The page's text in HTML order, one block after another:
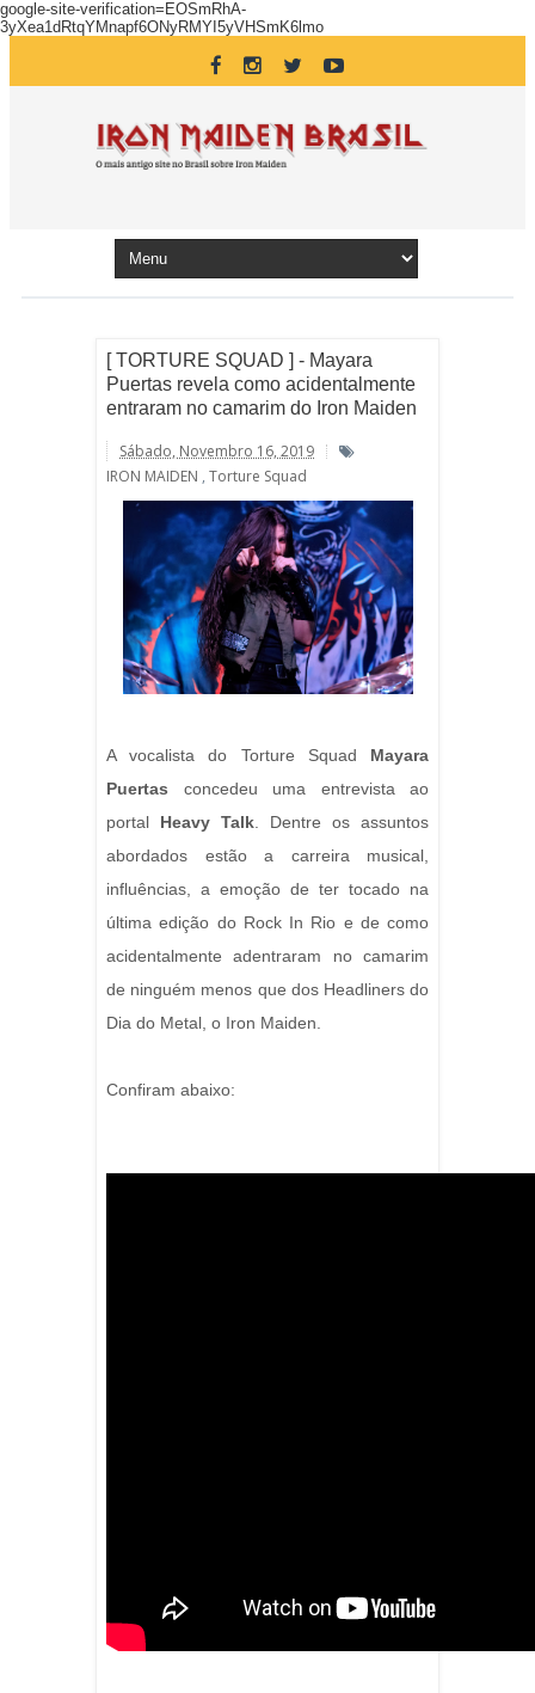
google-site-verification=EOSmRhA-
3yXea1dRtqYMnapf6ONyRMYI5yVHSmK6lmo
[ TORTURE SQUAD ] - Mayara
Puertas revela como acidentalmente
entraram no camarim do Iron Maiden
Sábado, Novembro 16, 2019
IRON MAIDEN , Torture Squad
A vocalista do Torture Squad Mayara
Puertas concedeu uma entrevista ao
portal Heavy Talk . Dentre os assuntos
abordados estão a carreira musical,
influências, a emoção de ter tocado na
última edição do Rock In Rio e de como
acidentalmente adentraram no camarim
de ninguém menos que dos Headliners do
Dia do Metal, o Iron Maiden.
Confiram abaixo: